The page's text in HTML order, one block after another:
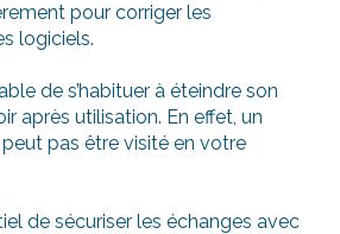
pour corriger les
logiciels.
de s’habituer à éteindre son
après utilisation. En effet, un
pas être visité en votre
de sécuriser les échanges avec